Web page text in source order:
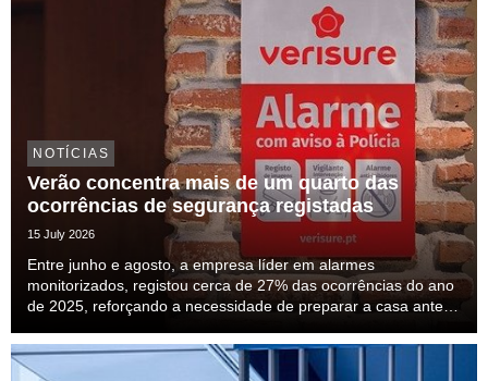
NOTÍCIAS
Verão concentra mais de um quarto das
ocorrências de segurança registadas
15 July 2026
Entre junho e agosto, a empresa líder em alarmes
monitorizados, registou cerca de 27% das ocorrências do ano
de 2025, reforçando a necessidade de preparar a casa antes